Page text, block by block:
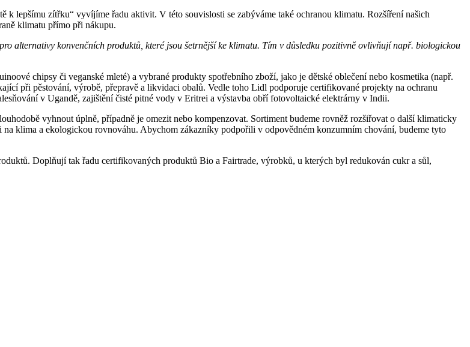
k lepšímu zítřku“ vyvíjíme řadu aktivit. V této souvislosti se zabýváme také ochranou klimatu. Rozšíření našich
klimatu přímo při nákupu.
alternativy konvenčních produktů, které jsou šetrnější ke klimatu. Tím v důsledku pozitivně ovlivňují např. biologickou
chipsy či veganské mleté) a vybrané produkty spotřebního zboží, jako je dětské oblečení nebo kosmetika (např.
při pěstování, výrobě, přepravě a likvidaci obalů. Vedle toho Lidl podporuje certifikované projekty na ochranu
v Ugandě, zajištění čisté pitné vody v Eritrei a výstavba obří fotovoltaické elektrárny v Indii.
vyhnout úplně, případně je omezit nebo kompenzovat. Sortiment budeme rovněž rozšiřovat o další klimaticky
klima a ekologickou rovnováhu. Abychom zákazníky podpořili v odpovědném konzumním chování, budeme tyto
Doplňují tak řadu certifikovaných produktů Bio a Fairtrade, výrobků, u kterých byl redukován cukr a sůl,